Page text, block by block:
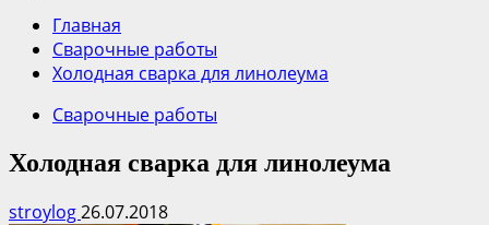
Главная
Сварочные работы
Холодная сварка для линолеума
Сварочные работы
Холодная сварка для линолеума
stroylog26.07.2018